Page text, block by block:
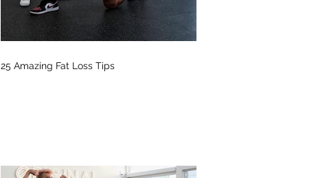
25 Amazing Fat Loss Tips⁣